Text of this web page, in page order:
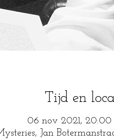
Tijd en
06 nov 2021, 20:00
Jan